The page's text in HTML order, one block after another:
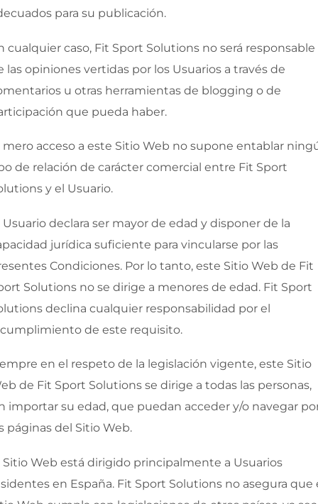
para su publicación.
cualquier caso, Fit Sport Solutions no será responsable
las opiniones vertidas por los Usuarios a través de
u otras herramientas de blogging o de
que pueda haber.
mero acceso a este Sitio Web no supone entablar
de relación de carácter comercial entre Fit Sport
y el Usuario.
Usuario declara ser mayor de edad y disponer de la
jurídica suficiente para vincularse por las
Condiciones. Por lo tanto, este Sitio Web de Fit
Solutions no se dirige a menores de edad. Fit Sport
declina cualquier responsabilidad por el
de este requisito.
en el respeto de la legislación vigente, este Sitio
de Fit Sport Solutions se dirige a todas las personas,
importar su edad, que puedan acceder y/o navegar
páginas del Sitio Web.
Sitio Web está dirigido principalmente a Usuarios
en España. Fit Sport Solutions no asegura que